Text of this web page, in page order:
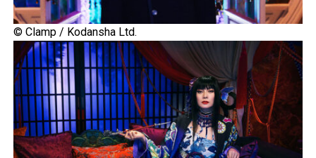
© Clamp / Kodansha Ltd.